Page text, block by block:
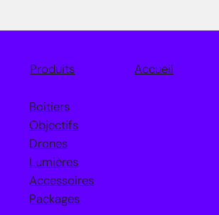
Produits Accueil
Boitiers
Objectifs
Drones
Lumières
Accessoires
Packages